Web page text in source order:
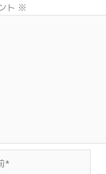
ト ※